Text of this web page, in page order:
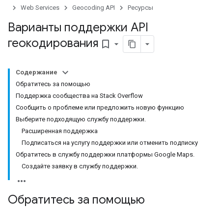
Web Services
Geocoding API Ресурсы
Варианты поддержки API
геокодирования bookmark_border
Содержание
Обратитесь за помощью
Поддержка сообщества на Stack Overflow
Сообщить о проблеме или предложить новую функцию
Выберите подходящую службу поддержки.
Расширенная поддержка
Подписаться на услугу поддержки или отменить подписку
Обратитесь в службу поддержки платформы Google Maps.
Создайте заявку в службу поддержки.
Обратитесь за помощью